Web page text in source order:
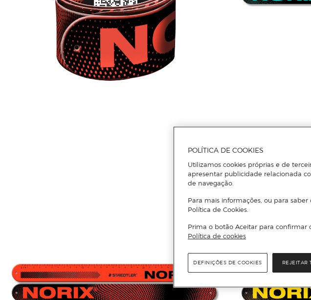
POLÍTICA DE COOKIES
Utilizamos cookies próprias e de
apresentar publicidade relacionada
de navegação.
Para mais informações, ou para
Política de Cookies.
Prima o botão Aceitar para confirmar
Política de cookies
REJEITAR
DEFINIÇÕES DE COOKIES